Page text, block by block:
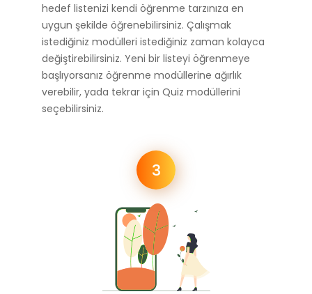
hedef listenizi kendi öğrenme tarzınıza en
uygun şekilde öğrenebilirsiniz. Çalışmak
istediğiniz modülleri istediğiniz zaman kolayca
değiştirebilirsiniz. Yeni bir listeyi öğrenmeye
başlıyorsanız öğrenme modüllerine ağırlık
verebilir, yada tekrar için Quiz modüllerini
seçebilirsiniz.
3